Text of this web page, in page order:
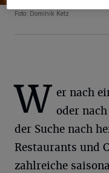
Foto: Dominik Ketz
W er nach
oder
der Suche nach
Restaurants und
zahlreiche